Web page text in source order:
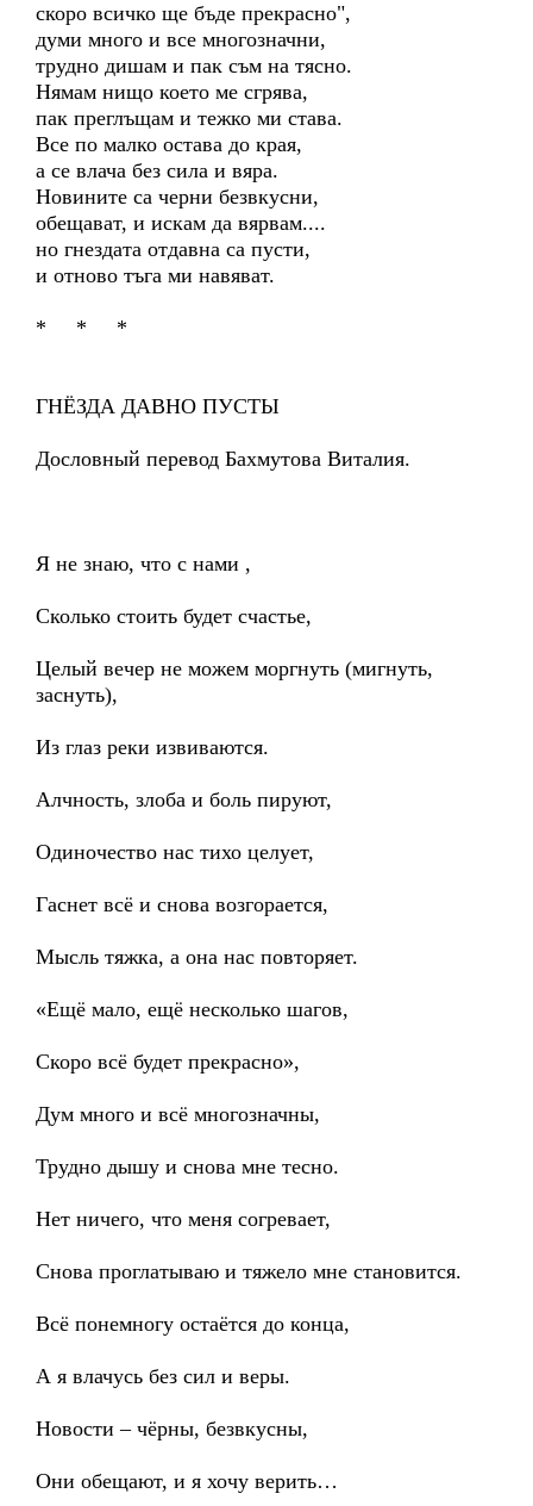
скоро всичко ще бъде прекрасно",
думи много и все многозначни,
трудно дишам и пак съм на тясно.
Нямам нищо което ме сгрява,
пак преглъщам и тежко ми става.
Все по малко остава до края,
а се влача без сила и вяра.
Новините са черни безвкусни,
обещават, и искам да вярвам....
но гнездата отдавна са пусти,
и отново тъга ми навяват.
* * *
ГНЁЗДА ДАВНО ПУСТЫ
Дословный перевод Бахмутова Виталия.
Я не знаю, что с нами ,
Сколько стоить будет счастье,
Целый вечер не можем моргнуть (мигнуть,
заснуть),
Из глаз реки извиваются.
Алчность, злоба и боль пируют,
Одиночество нас тихо целует,
Гаснет всё и снова возгорается,
Мысль тяжка, а она нас повторяет.
«Ещё мало, ещё несколько шагов,
Скоро всё будет прекрасно»,
Дум много и всё многозначны,
Трудно дышу и снова мне тесно.
Нет ничего, что меня согревает,
Снова проглатываю и тяжело мне становится.
Всё понемногу остаётся до конца,
А я влачусь без сил и веры.
Новости – чёрны, безвкусны,
Они обещают, и я хочу верить…